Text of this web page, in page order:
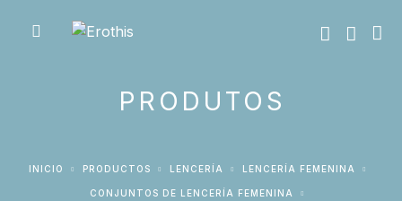
PRODUTOS
INICIO PRODUCTOS LENCERÍA LENCERÍA FEMENINA
CONJUNTOS DE LENCERÍA FEMENINA